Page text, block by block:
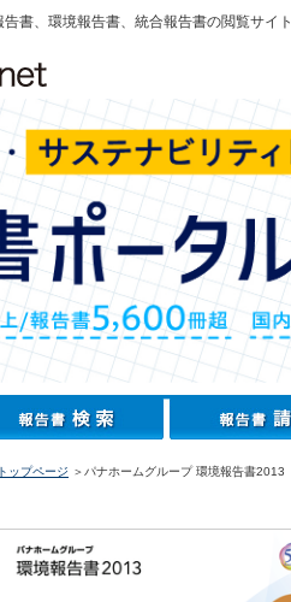
書、環境報告書、統合報告書の閲覧サイト
トップページ ＞パナホームグループ 環境報告書2013